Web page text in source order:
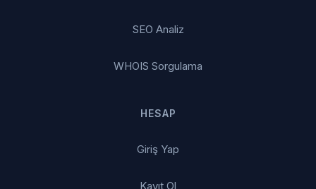
SEO Analiz
WHOIS Sorgulama
HESAP
Giriş Yap
Kayıt Ol